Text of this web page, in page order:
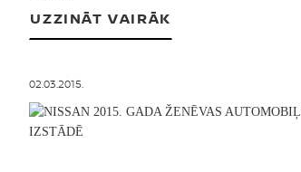
UZZINĀT VAIRĀK
02.03.2015.